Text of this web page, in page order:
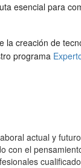
esencial para
creación de
programa
actual y
con el